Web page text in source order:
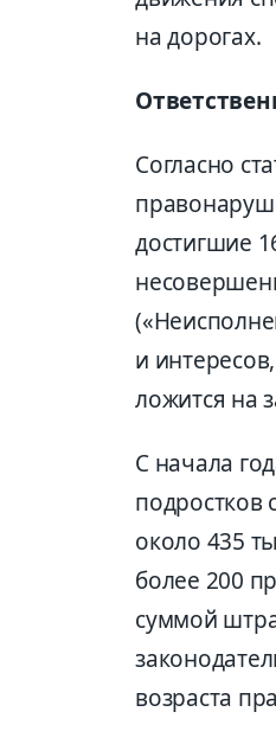
на дорогах.
Согласно
достигшие
и
ложится на
С начала
около 435
более 200
суммой
возраста